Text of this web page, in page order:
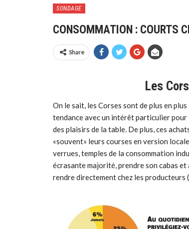
SONDAGE
CONSOMMATION : COURTS
Share
Les
On le sait, les Corses sont de plus en
tendance avec un intérêt particulier
des plaisirs de la table. De plus, ces
«souvent» leurs courses en version
verrues, temples de la consommation
écrasante majorité, prendre son cabas
rendre directement chez les producteurs